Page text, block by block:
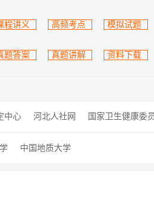
程讲义 高频考点 模拟试题
题答案 真题讲解 资料下载
中心 河北人社网 国家卫生健康委
中国地质大学